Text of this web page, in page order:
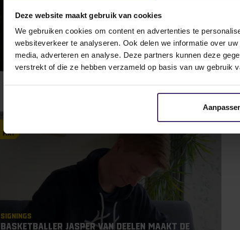
Deze website maakt gebruik van cookies
We gebruiken cookies om content en advertenties te
websiteverkeer te analyseren. Ook delen we informatie over
media, adverteren en analyse. Deze partners kunnen deze
verstrekt of die ze hebben verzameld op basis van uw gebruik
May
Signings
Basketballer Jasper van Deelen maakt de